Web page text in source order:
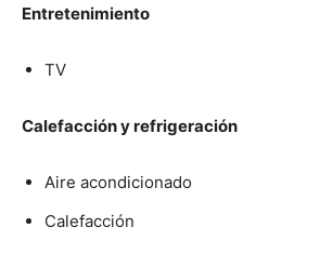
Entretenimiento
TV
Calefacción y refrigeración
Aire acondicionado
Calefacción